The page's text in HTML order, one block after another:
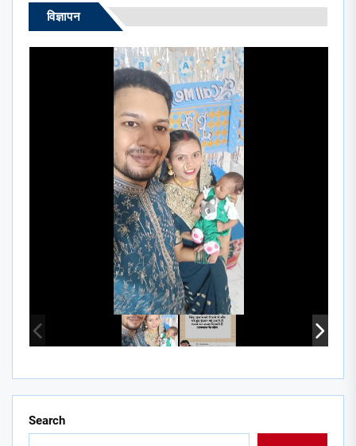
विज्ञापन
Search